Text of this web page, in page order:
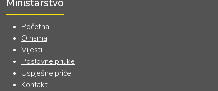
Ministarstvo
Početna
O nama
Vijesti
Poslovne prilike
Uspješne priče
Kontakt